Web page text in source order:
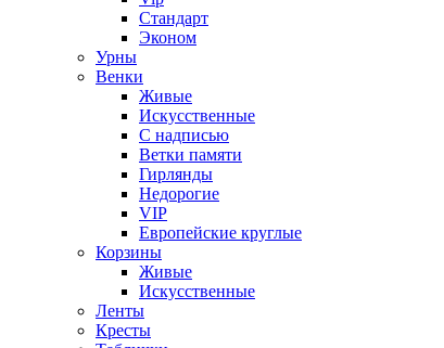
Стандарт
Эконом
Урны
Венки
Живые
Искусственные
С надписью
Ветки памяти
Гирлянды
Недорогие
VIP
Европейские круглые
Корзины
Живые
Искусственные
Ленты
Кресты